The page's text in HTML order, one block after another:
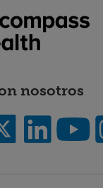
nosotros